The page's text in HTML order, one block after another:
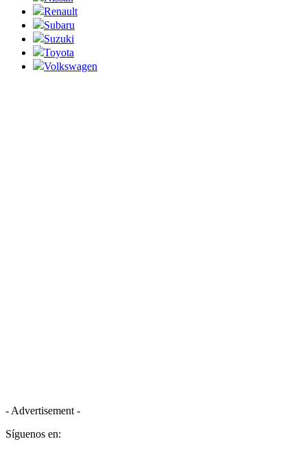
Renault
Subaru
Suzuki
Toyota
Volkswagen
- Advertisement -
Síguenos en: